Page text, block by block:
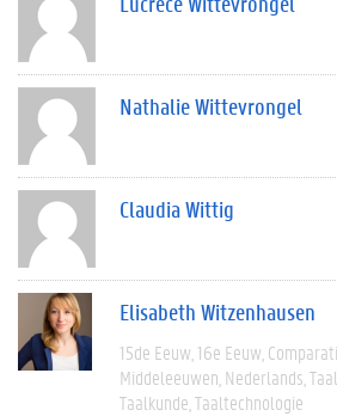
Nathalie Wittevrongel
Claudia Wittig
Elisabeth Witzenhausen
15de Eeuw 16e Eeuw
Middeleeuwen Nederlands
Taalkunde Taaltechnologie